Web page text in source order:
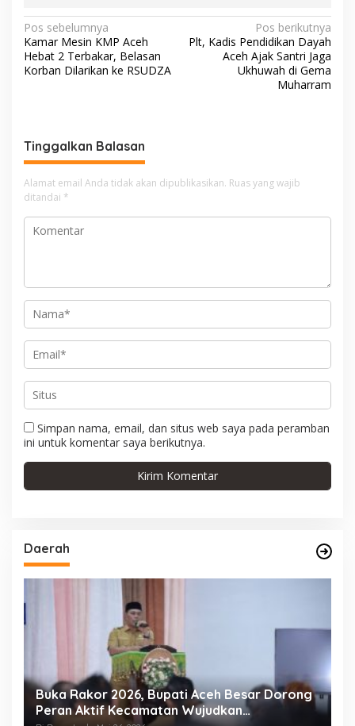
N
a
v
a
s
i
p
o
Pos sebelumnya
Kamar Mesin KMP Aceh
Hebat 2 Terbakar, Belasan
Korban Dilarikan ke RSUDZA
Pos berikutnya
Plt, Kadis Pendidikan Dayah
Aceh Ajak Santri Jaga
Ukhuwah di Gema
Muharram
Tinggalkan Balasan
Alamat email Anda tidak akan dipublikasikan. Ruas yang wajib
ditandai *
Simpan nama, email, dan situs web saya pada peramban
ini untuk komentar saya berikutnya.
Daerah
Wujud Kepedulian dan Solidaritas, FKIJK Aceh
Bantu Renovasi Masjid Syuhada Kuala